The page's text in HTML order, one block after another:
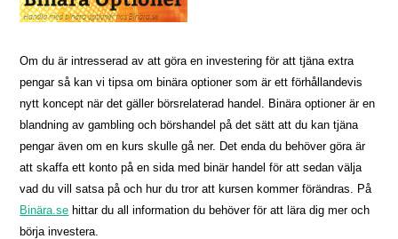
Om du är intresserad av att göra en investering för att tjäna extra
pengar så kan vi tipsa om binära optioner som är ett förhållandevis
nytt koncept när det gäller börsrelaterad handel. Binära optioner är en
blandning av gambling och börshandel på det sätt att du kan tjäna
pengar även om en kurs skulle gå ner. Det enda du behöver göra är
att skaffa ett konto på en sida med binär handel för att sedan välja
vad du vill satsa på och hur du tror att kursen kommer förändras. På
Binära.se hittar du all information du behöver för att lära dig mer och
börja investera.